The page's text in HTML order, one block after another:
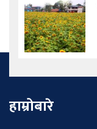
हाम्रोबारे